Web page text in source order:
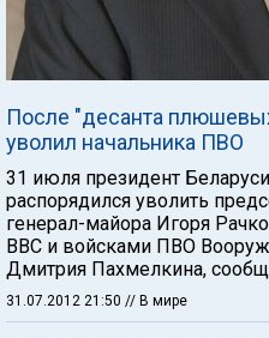
После "десанта
уволил начальника ПВО
31 июля президент
распорядился уволить
генерал-майора Игоря
ВВС и войсками ПВО
Дмитрия Пахмелкина,
31.07.2012 21:50 // В мире